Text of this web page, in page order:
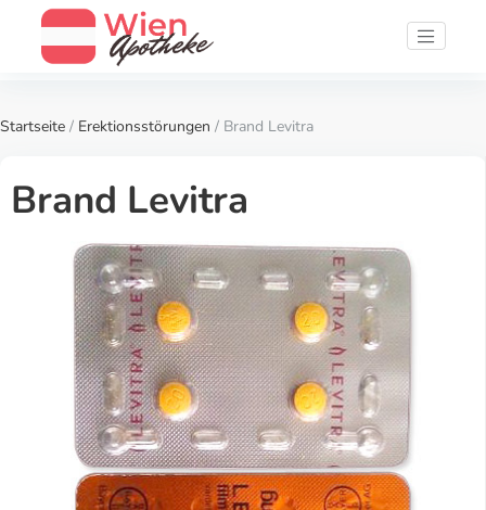
Startseite / Erektionsstörungen / Brand Levitra
Brand Levitra